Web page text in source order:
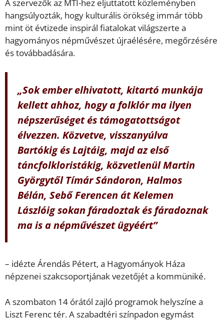
A szervezők az MTI-hez eljuttatott közleményben
hangsúlyozták, hogy kulturális örökség immár több
mint öt évtizede inspirál fiatalokat világszerte a
hagyományos népművészet újraélésére, megőrzésére
és továbbadására.
„Sok ember elhivatott, kitartó munkája
kellett ahhoz, hogy a folklór ma ilyen
népszerűséget és támogatottságot
élvezzen. Közvetve, visszanyúlva
Bartókig és Lajtáig, majd az első
táncfolkloristákig, közvetlenül Martin
Györgytől Tímár Sándoron, Halmos
Bélán, Sebő Ferencen át Kelemen
Lászlóig sokan fáradoztak és fáradoznak
ma is a népművészet ügyéért”
– idézte Árendás Pétert, a Hagyományok Háza
népzenei szakcsoportjának vezetőjét a kommüniké.
A szombaton 14 órától zajló programok helyszíne a
Liszt Ferenc tér. A szabadtéri színpadon egymást